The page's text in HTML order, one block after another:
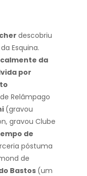
descobriu
Esquina.
da
por
Relâmpago
(gravou
gravou Clube
de
póstuma
de
Bastos (um